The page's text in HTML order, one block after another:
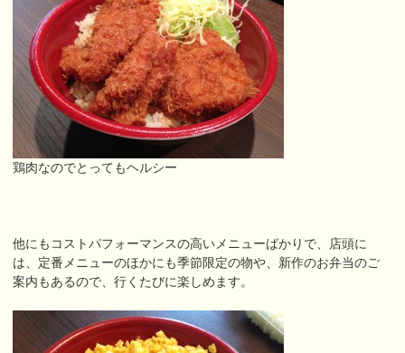
鶏肉なのでとってもヘルシー
他にもコストパフォーマンスの高いメニューばかりで、店頭に
は、定番メニューのほかにも季節限定の物や、新作のお弁当のご
案内もあるので、行くたびに楽しめます。